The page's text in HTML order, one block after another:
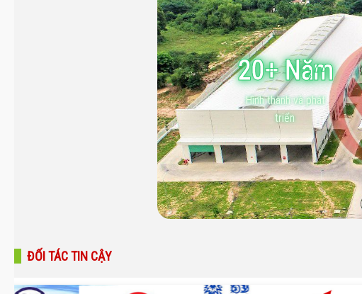
20+ Năm
Hình thành và phát
triển
ĐỐI TÁC TIN CẬY